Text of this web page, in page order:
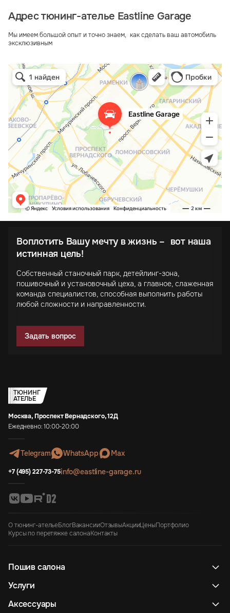
Адрес тюнинг-ателье Eastline Garage
Мы имеем большой опыт и точно знаем, как сделать ваш автомобиль
эксклюзивным
Воплотить Вашу мечту в жизнь – вот наша
истинная цель!
Собственный станочный парк, детейлинг-зона,
пошивочный и установочный цеха, а главное, слаженная
команда специалистов, способная выполнить работы
любой сложности и направленности.
Задать вопрос
ТЮНИНГ
АТЕЛЬЕ
Москва, Проспект Вернадского, 12Д
Ежедневно: 10:00-20:00
Telegram WhatsApp Max
+7 (495) 227-73-75info@eastline-garage.ru
О тюнинг-ательеБлогВакансииОтзывыАкцииЦеныПортфолио
Курсы по перетяжке салонаКонтакты
Пошив салона
Услуги
Аксессуары